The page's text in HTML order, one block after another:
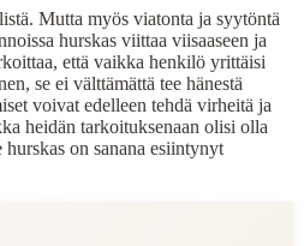
through proverbs
or writing
Mutta myös viatonta ja syytöntä
hurskas viittaa viisaaseen ja
että vaikka henkilö yrittäisi
se ei välttämättä tee hänestä
voivat edelleen tehdä virheitä ja
heidän tarkoituksenaan olisi olla
on sanana esiintynyt